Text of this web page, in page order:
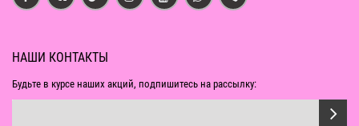
НАШИ КОНТАКТЫ
Будьте в курсе наших акций, подпишитесь на рассылку: